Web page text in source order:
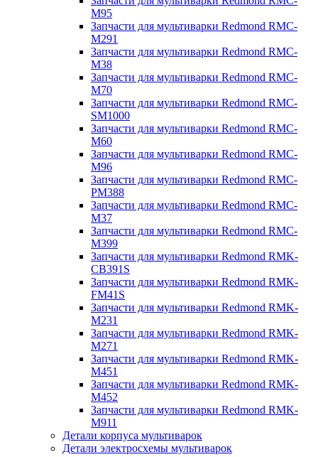
M95
Запчасти для мультиварки Redmond RMC-
M291
Запчасти для мультиварки Redmond RMC-
M38
Запчасти для мультиварки Redmond RMC-
M70
Запчасти для мультиварки Redmond RMC-
SM1000
Запчасти для мультиварки Redmond RMC-
M60
Запчасти для мультиварки Redmond RMC-
M96
Запчасти для мультиварки Redmond RMC-
PM388
Запчасти для мультиварки Redmond RMC-
M37
Запчасти для мультиварки Redmond RMC-
M399
Запчасти для мультиварки Redmond RMK-
CB391S
Запчасти для мультиварки Redmond RMK-
FM41S
Запчасти для мультиварки Redmond RMK-
M231
Запчасти для мультиварки Redmond RMK-
M271
Запчасти для мультиварки Redmond RMK-
M451
Запчасти для мультиварки Redmond RMK-
M452
Запчасти для мультиварки Redmond RMK-
M911
Детали корпуса мультиварок
Детали электросхемы мультиварок